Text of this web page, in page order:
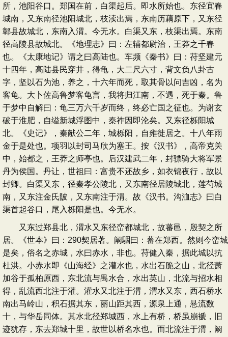
所，池阳谷口。郑国在前，白渠起后。即水所始也。东径宜春
城南，又东南径池阳城北，枝渎出焉，东南历藕原下，又东径
鄣县故城北，东南入渭。今无水。白渠又东，枝渠出焉。东南
径高陵县故城北。《地理志》曰：左辅都尉治，王莽之千春
也。《太康地记》谓之曰高陆也。车频《秦书》曰：苻坚建元
十四年，高陆县民穿井，得龟，大二尺六寸，背文负八卦古
字，坚以石为池，养之，十六年而死，取其骨以问吉凶，名为
客龟。大卜佐高鲁梦客龟言，我将归江南，不遇，死于秦。鲁
于梦中自解曰：龟三万六千岁而终，终必亡国之征也。为谢玄
破于淮肥，自缢新城浮图中，秦祚因即沦矣。又东径栎阳城
北。《史记》，秦献公二年，城栎阳，自雍徙居之。十八年雨
金于是处也。项羽以封司马欣为塞王。按《汉书》，高帝克关
中，始都之，王莽之师亭也。后汉建武二年，封骠骑大将军景
丹为侯国。丹让，世祖曰：富贵不还故乡，如衣锦夜行，故以
封卿。白渠又东，径秦孝公陵北，又东南径居陵城北，莲芍城
南，又东注金氏陂，又东南注于渭。故《汉书。沟洫志》曰白
渠首起谷口，尾入栎阳是也。今无水。
又东过郑县北，渭水又东径峦都城北，故蕃邑，殷契之所
居。《世本》曰：290契居著。阚駰曰：蕃在郑西。然则今峦城
是矣，俗名之赤城，水曰赤水，非也。苻健入秦，据此城以抗
杜洪。小赤水即《山海经》之灌水也，水出石脆之山，北径萧
加谷于孤柏原西，东北流与禺水合，水出英山，北流与招水相
得，乱流西北注于灌。灌水又北注于渭，渭水又东，西石桥水
南出马岭山，积石据其东，丽山距其西，源泉上通，悬流数
十，与华岳同体。其水北径郑城西，水上有桥，桥虽崩褫，旧
迹犹存，东去郑城十里，故世以桥名水也。而北流注于渭，阚